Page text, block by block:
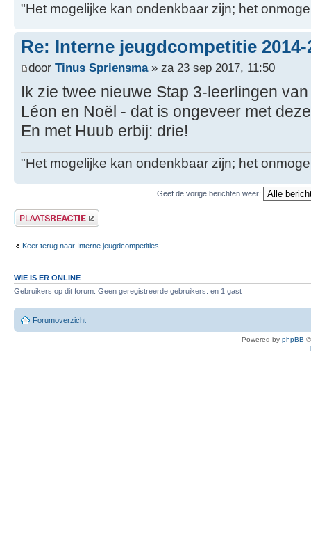
"Het mogelijke kan ondenkbaar zijn; het
Re: Interne jeugdcompetitie 2014-
door Tinus Spriensma» za 23 sep 2017, 11:50
Ik zie twee nieuwe Stap 3-leerlingen
Léon en Noël - dat is ongeveer met
En met Huub erbij: drie!
"Het mogelijke kan ondenkbaar zijn; het
Geef de vorige berichten weer:
Plaats een reactie
Keer terug naar Interne jeugdcompetities
WIE IS ER ONLINE
Gebruikers op dit forum: Geen geregistreerde gebruikers. en 1 gast
Forumoverzicht
Powered by phpBB